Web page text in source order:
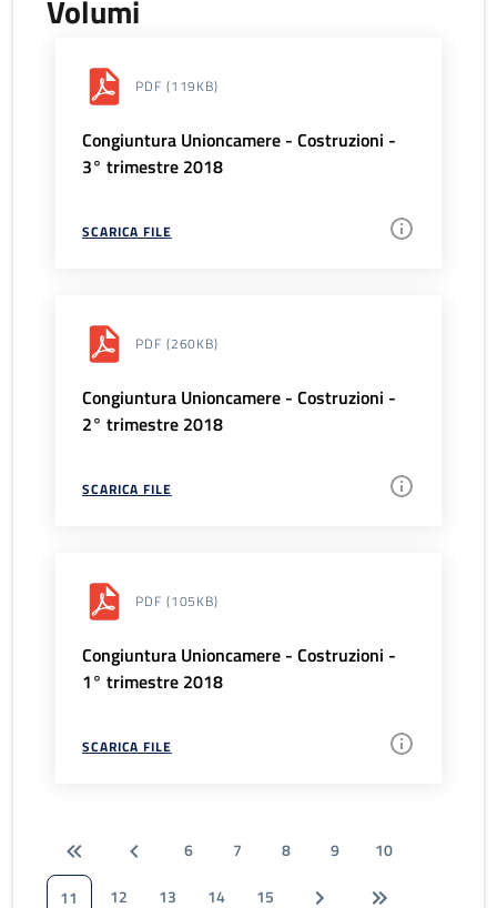
Volumi
PDF (119KB)
Congiuntura Unioncamere - Costruzioni -
3° trimestre 2018
SCARICA FILE
PDF (260KB)
Congiuntura Unioncamere - Costruzioni -
2° trimestre 2018
SCARICA FILE
PDF (105KB)
Congiuntura Unioncamere - Costruzioni -
1° trimestre 2018
SCARICA FILE
6 7 8 9
10
11
12 13 14 15